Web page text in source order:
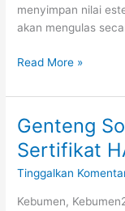
menyimpan nilai
akan mengulas
Read More »
Genteng
Sertifikat
Tinggalkan
Kebumen,
Genteng
Sokka
Kebumen
dapat